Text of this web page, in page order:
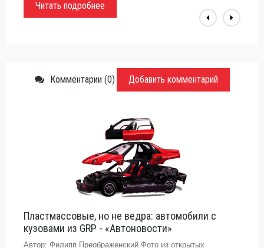
Читать подробнее
Комментарии (0) Добавить комментарий
Пластмассовые, но не ведра: автомобили с
кузовами из GRP - «Автоновости»
Автор: Филипп Преображенский Фото из открытых